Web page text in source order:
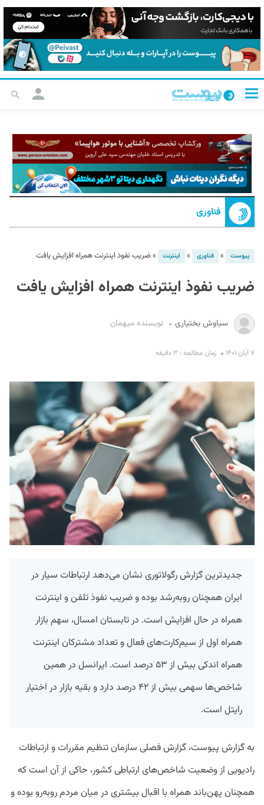
فناوری
پیوست » فناوری » اینترنت »ضریب نفوذ اینترنت همراه افزایش یافت
ضریب نفوذ اینترنت همراه افزایش یافت
سیاوش بختیاری نویسنده میهمان
۷ آبان ۱۴۰۱ زمان مطالعه : ۳ دقیقه
جدیدترین گزارش رگولاتوری نشان می‌دهد ارتباطات سیار در
ایران همچنان روبه‌رشد بوده و ضریب نفوذ تلفن و اینترنت
همراه در حال افزایش است. در تابستان امسال، سهم بازار
همراه اول از سیم‌کارت‌های فعال و تعداد مشترکان اینترنت
همراه اندکی بیش از ۵۳ درصد است. ایرانسل در همین
شاخص‌ها سهمی بیش از ۴۲ درصد دارد و بقیه بازار در اختیار
رایتل است.
به گزارش پیوست، گزارش فصلی سازمان تنظیم مقررات و ارتباطات
رادیویی از وضعیت شاخص‌های ارتباطی کشور، حاکی از آن است که
همچنان پهن‌باند همراه با اقبال بیشتری در میان مردم روبه‌رو بوده و